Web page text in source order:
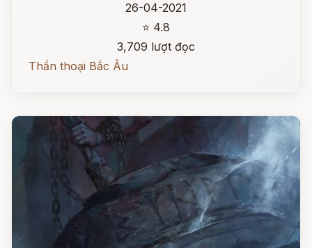
26-04-2021
⭐ 4.8
3,709 lượt đọc
Thần thoại Bắc Âu